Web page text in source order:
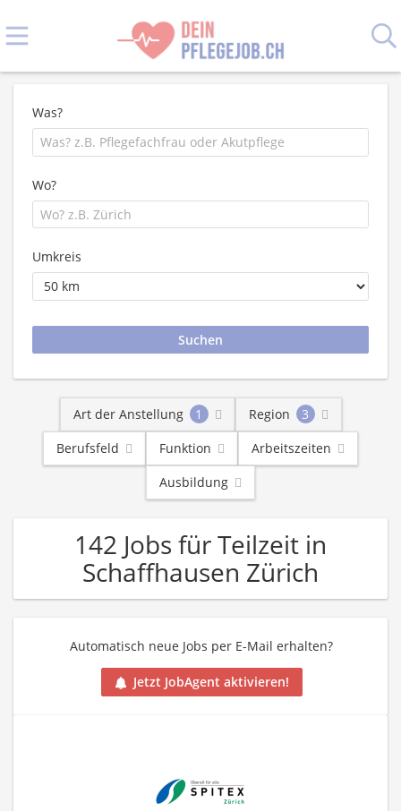
Was?
Wo?
Umkreis
Art der Anstellung 1 Region
3
Berufsfeld
Funktion
Arbeitszeiten
Ausbildung
142 Jobs für Teilzeit in
Schaffhausen Zürich
Automatisch neue Jobs per E-Mail erhalten?
Jetzt JobAgent aktivieren!